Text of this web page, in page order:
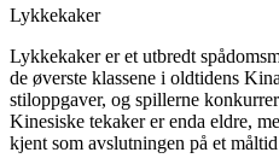
Lykkekaker
Lykkekaker er et utbredt
de øverste klassene i oldtidens
stiloppgaver, og spillerne
Kinesiske tekaker er enda eldre,
kjent som avslutningen på et